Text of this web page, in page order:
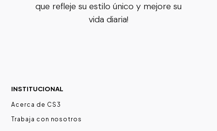
que refleje su estilo único y mejore su
vida diaria!
INSTITUCIONAL
Acerca de CS3
Trabaja con nosotros